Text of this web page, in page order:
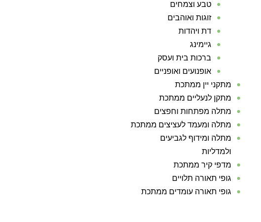
טבע וצמחים
זוגות ואוהבים
דת ויהדות
גיימינג
ברכות בית ועסק
אופנועים ואופניים
מתקני יין ממתכת
מתקן לנעליים ממתכת
מתלה מפתחות וחפצים
מתלה ומעמד לעציצים ממתכת
מתלה ומידוף לגביעים
ולמדליות
מדפי קיר ממתכת
גופי תאורה תלויים
גופי תאורה עומדים ממתכת